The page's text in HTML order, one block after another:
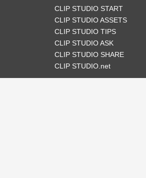
CLIP STUDIO START
CLIP STUDIO ASSETS
CLIP STUDIO TIPS
CLIP STUDIO ASK
CLIP STUDIO SHARE
CLIP STUDIO.net